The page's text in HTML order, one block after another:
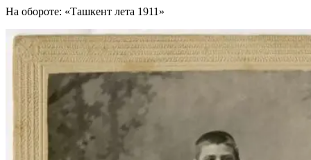
На обороте: «Ташкент лета 1911»